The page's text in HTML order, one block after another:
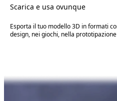
Scarica e usa ovunque
Esporta il tuo modello 3D in formati
design, nei giochi, nella